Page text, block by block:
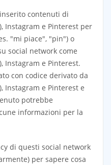
contenuti di
Instagram e Pinterest per
"mi piace", "pin") o
social network come
Instagram e Pinterest.
con codice derivato da
Instagram e Pinterest e
potrebbe
informazioni per la
di questi social network
per sapere cosa